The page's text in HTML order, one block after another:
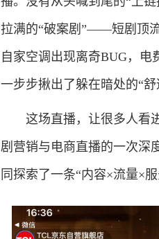
拉满的“破案剧”——短剧顶
自家空调出现离奇BUG，
一步步揪出了躲在暗处的“
这场直播，让很多人看进
剧营销与电商直播的一次
同探索了一条“内容×流量×